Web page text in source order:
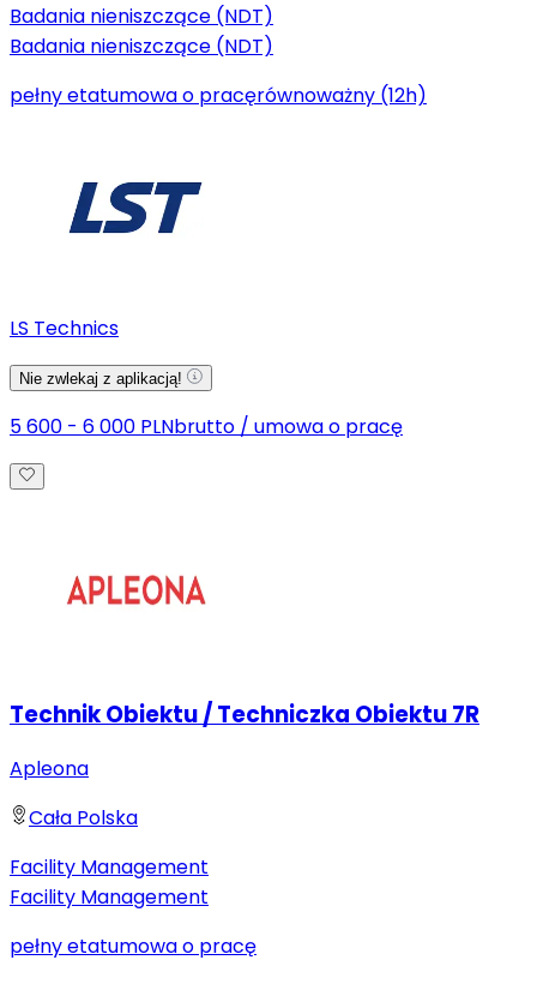
Badania nieniszczące (NDT)
Badania nieniszczące (NDT)
pełny etatumowa o pracęrównoważny (12h)
LS Technics
Nie zwlekaj z aplikacją!
5 600 - 6 000 PLNbrutto / umowa o pracę
Technik Obiektu / Techniczka Obiektu 7R
Apleona
Cała Polska
Facility Management
Facility Management
pełny etatumowa o pracę